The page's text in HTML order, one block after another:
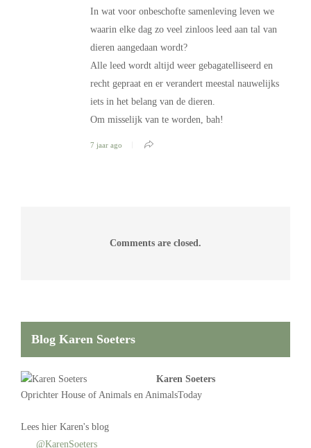
In wat voor onbeschofte samenleving leven we
waarin elke dag zo veel zinloos leed aan tal van
dieren aangedaan wordt?
Alle leed wordt altijd weer gebagatelliseerd en
recht gepraat en er verandert meestal nauwelijks
iets in het belang van de dieren.
Om misselijk van te worden, bah!
7 jaar ago
Comments are closed.
Blog Karen Soeters
Karen Soeters
Oprichter House of Animals en AnimalsToday
Lees hier Karen's blog
@KarenSoeters